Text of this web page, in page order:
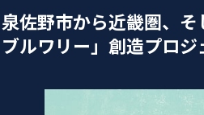
泉佐野市から近畿圏、
ブルワリー」創造プロジ